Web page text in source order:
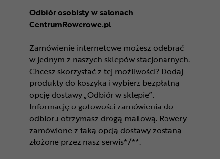
Odbiór osobisty w salonach
CentrumRowerowe.pl
Zamówienie internetowe możesz odebrać
w jednym z naszych sklepów stacjonarnych.
Chcesz skorzystać z tej możliwości? Dodaj
produkty do koszyka i wybierz bezpłatną
opcję dostawy „Odbiór w sklepie”.
Informację o gotowości zamówienia do
odbioru otrzymasz drogą mailową. Rowery
zamówione z taką opcją dostawy zostaną
złożone przez nasz serwis*/**.